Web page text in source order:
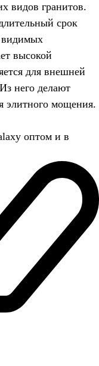
видов гранитов.
срок
видимых
высокой
для внешней
него делают
элитного мощения.
оптом и в